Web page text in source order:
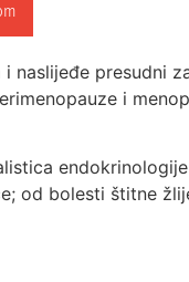
naslijeđe presudni
i
od bolesti štitne